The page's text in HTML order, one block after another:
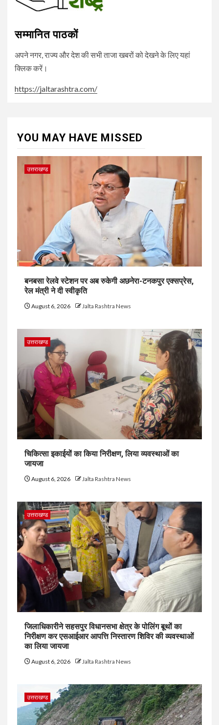
सम्मानित पाठकों
अपने नगर, राज्य और देश की सभी ताजा खबरों को देखने के लिए यहां
क्लिक करें।
https://jaltarashtra.com/
YOU MAY HAVE MISSED
उत्तराखण्ड
बनबसा रेलवे स्टेशन पर अब रुकेगी अछनेरा-टनकपुर एक्सप्रेस,
रेल मंत्री ने दी स्वीकृति
August 6, 2026 Jalta Rashtra News
उत्तराखण्ड
चिकित्सा इकाईयों का किया निरीक्षण, लिया व्यवस्थाओं का
जायजा
August 6, 2026 Jalta Rashtra News
उत्तराखण्ड
जिलाधिकारीने सहसपुर विधानसभा क्षेत्र के पोलिंग बूथों का
निरीक्षण कर एसआईआर आपत्ति निस्तारण शिविर की व्यवस्थाओं
का लिया जायजा
August 6, 2026 Jalta Rashtra News
उत्तराखण्ड